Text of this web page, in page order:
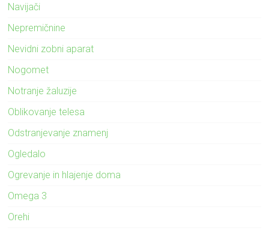
Navijači
Nepremičnine
Nevidni zobni aparat
Nogomet
Notranje žaluzije
Oblikovanje telesa
Odstranjevanje znamenj
Ogledalo
Ogrevanje in hlajenje doma
Omega 3
Orehi